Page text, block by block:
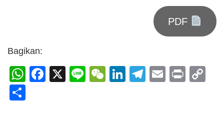
PDF
Bagikan:
WhatsApp
Facebook
X LineWeChat
LinkedIn
Telegram
Email
Print